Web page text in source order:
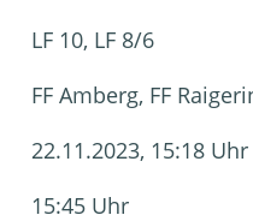
LF 10, LF 8/6
FF Amberg, FF
22.11.2023, 15:18 Uhr
15:45 Uhr